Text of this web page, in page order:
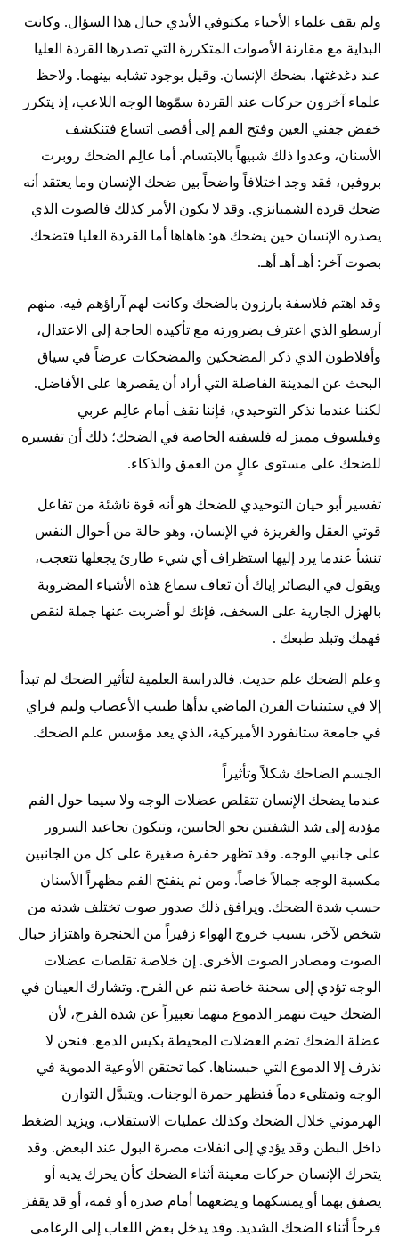
ولم يقف علماء الأحياء مكتوفي الأيدي حيال هذا السؤال. وكانت
البداية مع مقارنة الأصوات المتكررة التي تصدرها القردة العليا
عند دغدغتها، بضحك الإنسان. وقيل بوجود تشابه بينهما. ولاحظ
علماء آخرون حركات عند القردة سمّوها الوجه اللاعب، إذ يتكرر
خفض جفني العين وفتح الفم إلى أقصى اتساع فتنكشف
الأسنان، وعدوا ذلك شبيهاً بالابتسام. أما عالِم الضحك روبرت
بروفين، فقد وجد اختلافاً واضحاً بين ضحك الإنسان وما يعتقد أنه
ضحك قردة الشمبانزي. وقد لا يكون الأمر كذلك فالصوت الذي
يصدره الإنسان حين يضحك هو: هاهاها أما القردة العليا فتضحك
بصوت آخر: أهـ أهـ أهـ.
وقد اهتم فلاسفة بارزون بالضحك وكانت لهم آراؤهم فيه. منهم
أرسطو الذي اعترف بضرورته مع تأكيده الحاجة إلى الاعتدال،
وأفلاطون الذي ذكر المضحكين والمضحكات عرضاً في سياق
البحث عن المدينة الفاضلة التي أراد أن يقصرها على الأفاضل.
لكننا عندما نذكر التوحيدي، فإننا نقف أمام عالِم عربي
وفيلسوف مميز له فلسفته الخاصة في الضحك؛ ذلك أن تفسيره
للضحك على مستوى عالٍ من العمق والذكاء.
تفسير أبو حيان التوحيدي للضحك هو أنه قوة ناشئة من تفاعل
قوتي العقل والغريزة في الإنسان، وهو حالة من أحوال النفس
تنشأ عندما يرد إليها استظراف أي شيء طارئ يجعلها تتعجب،
ويقول في البصائر إياك أن تعاف سماع هذه الأشياء المضروبة
بالهزل الجارية على السخف، فإنك لو أضربت عنها جملة لنقص
فهمك وتبلد طبعك .
وعلم الضحك علم حديث. فالدراسة العلمية لتأثير الضحك لم تبدأ
إلا في ستينيات القرن الماضي بدأها طبيب الأعصاب وليم فراي
في جامعة ستانفورد الأميركية، الذي يعد مؤسس علم الضحك.
الجسم الضاحك شكلاً وتأثيراً
عندما يضحك الإنسان تتقلص عضلات الوجه ولا سيما حول الفم
مؤدية إلى شد الشفتين نحو الجانبين، وتتكون تجاعيد السرور
على جانبي الوجه. وقد تظهر حفرة صغيرة على كل من الجانبين
مكسبة الوجه جمالاً خاصاً. ومن ثم ينفتح الفم مظهراً الأسنان
حسب شدة الضحك. ويرافق ذلك صدور صوت تختلف شدته من
شخص لآخر، بسبب خروج الهواء زفيراً من الحنجرة واهتزاز حبال
الصوت ومصادر الصوت الأخرى. إن خلاصة تقلصات عضلات
الوجه تؤدي إلى سحنة خاصة تنم عن الفرح. وتشارك العينان في
الضحك حيث تنهمر الدموع منهما تعبيراً عن شدة الفرح، لأن
عضلة الضحك تضم العضلات المحيطة بكيس الدمع. فنحن لا
نذرف إلا الدموع التي حبسناها. كما تحتقن الأوعية الدموية في
الوجه وتمتلىء دماً فتظهر حمرة الوجنات. ويتبدَّل التوازن
الهرموني خلال الضحك وكذلك عمليات الاستقلاب، ويزيد الضغط
داخل البطن وقد يؤدي إلى انفلات مصرة البول عند البعض. وقد
يتحرك الإنسان حركات معينة أثناء الضحك كأن يحرك يديه أو
يصفق بهما أو يمسكهما و يضعهما أمام صدره أو فمه، أو قد يقفز
فرحاً أثناء الضحك الشديد. وقد يدخل بعض اللعاب إلى الرغامى